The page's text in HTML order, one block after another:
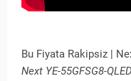
Bu Fiyata Rakipsiz |
Next YE-55GFSG8-